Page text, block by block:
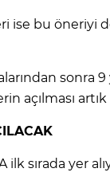
ise bu öneriyi
sonra 9
açılması artık
ilk sırada yer